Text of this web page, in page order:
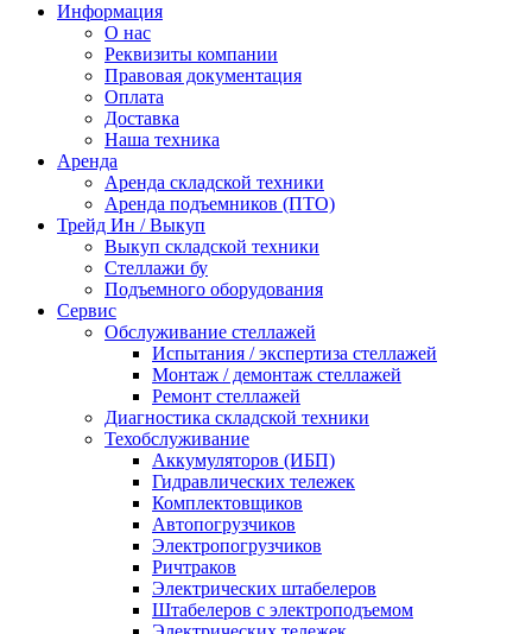
Информация
О нас
Реквизиты компании
Правовая документация
Оплата
Доставка
Наша техника
Аренда
Аренда складской техники
Аренда подъемников (ПТО)
Трейд Ин / Выкуп
Выкуп складской техники
Стеллажи бу
Подъемного оборудования
Сервис
Обслуживание стеллажей
Испытания / экспертиза стеллажей
Монтаж / демонтаж стеллажей
Ремонт стеллажей
Диагностика складской техники
Техобслуживание
Аккумуляторов (ИБП)
Гидравлических тележек
Комплектовщиков
Автопогрузчиков
Электропогрузчиков
Ричтраков
Электрических штабелеров
Штабелеров с электроподъемом